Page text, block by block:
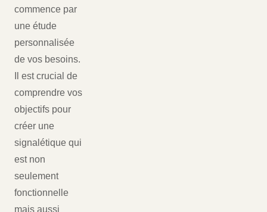
commence par
une étude
personnalisée
de vos besoins.
Il est crucial de
comprendre vos
objectifs pour
créer une
signalétique qui
est non
seulement
fonctionnelle
mais aussi